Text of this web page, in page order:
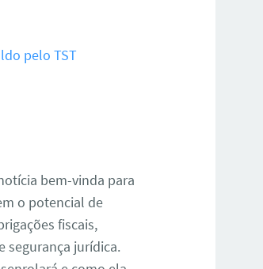
pelo TST
bem-vinda para
o potencial de
fiscais,
segurança jurídica.